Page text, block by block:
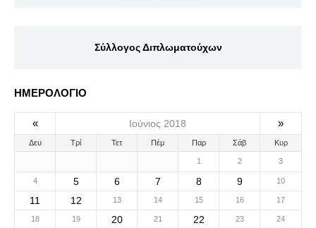
Σύλλογος Διπλωματούχων
ΗΜΕΡΟΛΟΓΙΟ
« Ιούνιος 2018 »
Δευ Τρί Τετ Πέμ Παρ Σάβ Κυρ
1 2 3
4 5 6 7 8 9 10
11 12 13 14 15 16 17
18 19 20 21 22 23 24